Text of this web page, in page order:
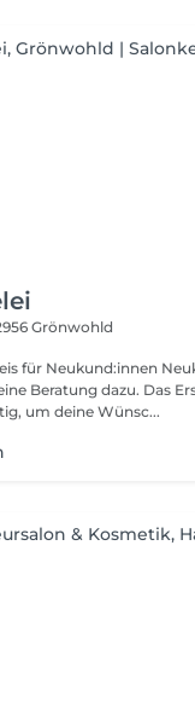
Grönwohld
Neukund:innen buchen
Beratung dazu. Das
um deine Wünsc...